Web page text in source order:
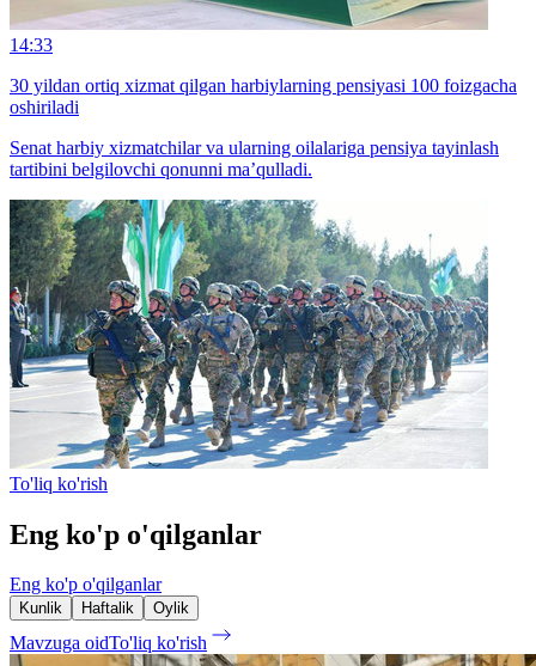
14:33
30 yildan ortiq xizmat qilgan harbiylarning pensiyasi 100 foizgacha
oshiriladi
Senat harbiy xizmatchilar va ularning oilalariga pensiya tayinlash
tartibini belgilovchi qonunni ma’qulladi.
To'liq ko'rish
Eng ko'p o'qilganlar
Eng ko'p o'qilganlar
Kunlik Haftalik Oylik
Mavzuga oidTo'liq ko'rish